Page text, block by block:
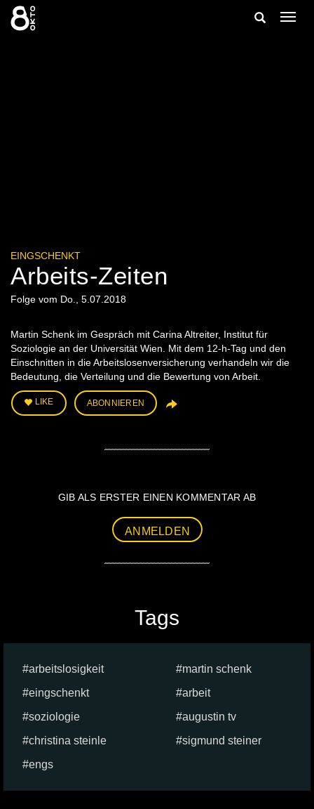
Zum
Inhalt
springen
Suche
EINGSCHENKT
Arbeits-Zeiten
Folge vom Do., 5.07.2018
Martin Schenk im Gespräch mit Carina Altreiter, Institut für
Soziologie an der Universität Wien. Mit dem 12-h-Tag und den
Einschnitten in die Arbeitslosenversicherung verhandeln wir die
Bedeutung, die Verteilung und die Bewertung von Arbeit.
LIKE ABONNIEREN
GIB ALS ERSTER EINEN KOMMENTAR AB
ANMELDEN
Tags
arbeitslosigkeit
martin schenk
eingschenkt
arbeit
soziologie
augustin tv
christina steinle
sigmund steiner
engs